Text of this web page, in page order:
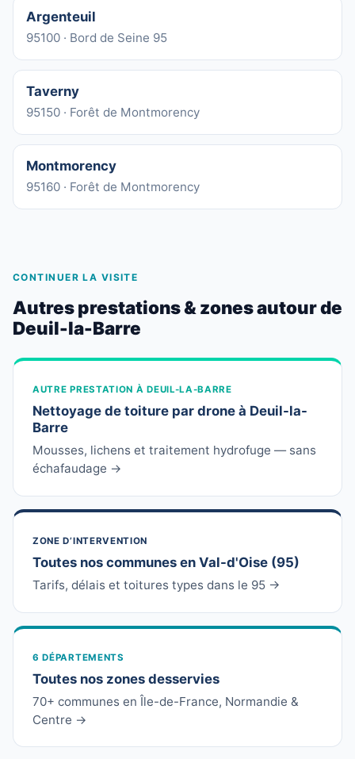
Argenteuil
95100 · Bord de Seine 95
Taverny
95150 · Forêt de Montmorency
Montmorency
95160 · Forêt de Montmorency
CONTINUER LA VISITE
Autres prestations & zones autour de
Deuil-la-Barre
AUTRE PRESTATION À DEUIL-LA-BARRE
Nettoyage de toiture par drone à Deuil-la-
Barre
Mousses, lichens et traitement hydrofuge — sans
échafaudage →
ZONE D’INTERVENTION
Toutes nos communes en Val-d'Oise (95)
Tarifs, délais et toitures types dans le 95 →
6 DÉPARTEMENTS
Toutes nos zones desservies
70+ communes en Île-de-France, Normandie &
Centre →